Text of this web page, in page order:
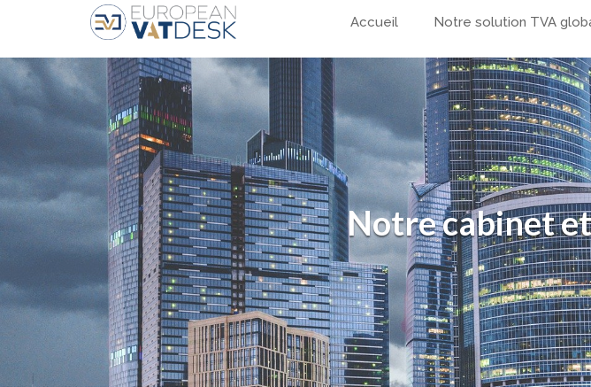
Accueil Notre solution TVA
Notre cabinet